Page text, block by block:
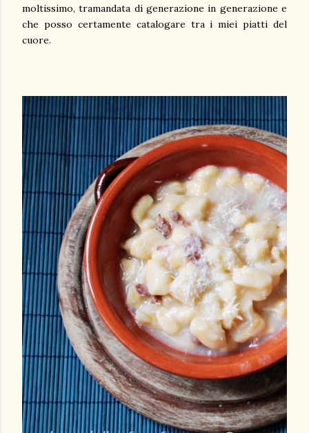
moltissimo, tramandata di generazione in generazione e
che posso certamente catalogare tra i miei piatti del
cuore.